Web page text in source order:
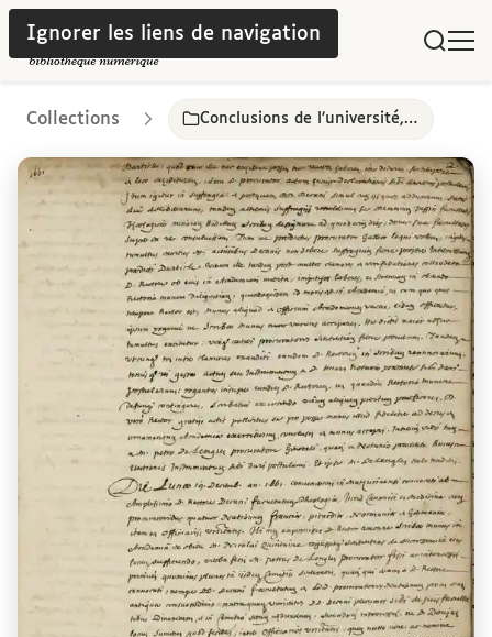
Ignorer les liens de navigation
Collections Conclusions de l’université, 1661-1792